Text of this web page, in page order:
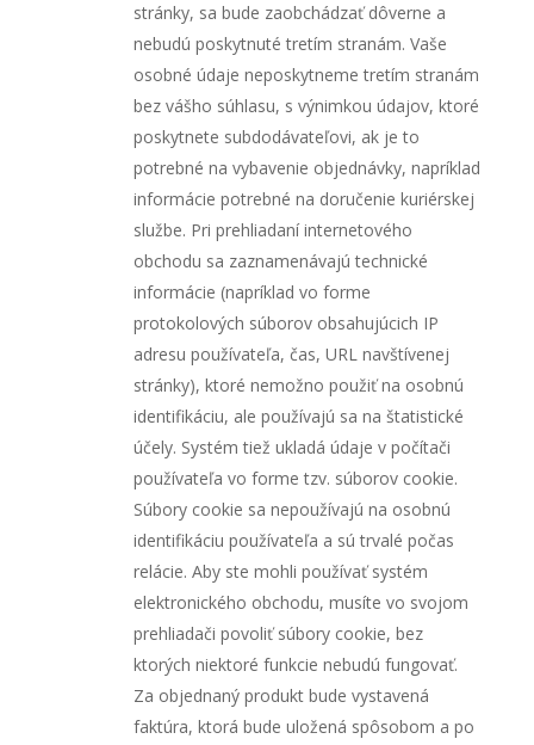
stránky, sa bude zaobchádzať dôverne a
nebudú poskytnuté tretím stranám. Vaše
osobné údaje neposkytneme tretím stranám
bez vášho súhlasu, s výnimkou údajov, ktoré
poskytnete subdodávateľovi, ak je to
potrebné na vybavenie objednávky, napríklad
informácie potrebné na doručenie kuriérskej
službe. Pri prehliadaní internetového
obchodu sa zaznamenávajú technické
informácie (napríklad vo forme
protokolových súborov obsahujúcich IP
adresu používateľa, čas, URL navštívenej
stránky), ktoré nemožno použiť na osobnú
identifikáciu, ale používajú sa na štatistické
účely. Systém tiež ukladá údaje v počítači
používateľa vo forme tzv. súborov cookie.
Súbory cookie sa nepoužívajú na osobnú
identifikáciu používateľa a sú trvalé počas
relácie. Aby ste mohli používať systém
elektronického obchodu, musíte vo svojom
prehliadači povoliť súbory cookie, bez
ktorých niektoré funkcie nebudú fungovať.
Za objednaný produkt bude vystavená
faktúra, ktorá bude uložená spôsobom a po